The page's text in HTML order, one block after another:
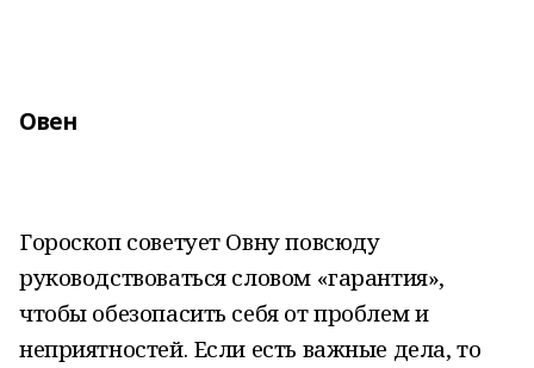
Овен
Гороскоп советует Овну повсюду
руководствоваться словом «гарантия»,
чтобы обезопасить себя от проблем и
неприятностей. Если есть важные дела, то